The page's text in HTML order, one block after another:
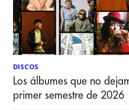
DISCOS
Los álbumes que no
primer semestre de 2026